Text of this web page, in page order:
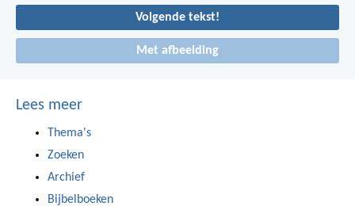
Volgende tekst!
Met afbeelding
Lees meer
Thema's
Zoeken
Archief
Bijbelboeken